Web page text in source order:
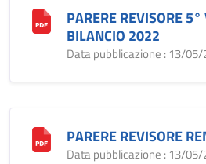
PARERE REVISORE
BILANCIO 2022
Data pubblicazione : 13/
PARERE REVISORE
Data pubblicazione : 13/